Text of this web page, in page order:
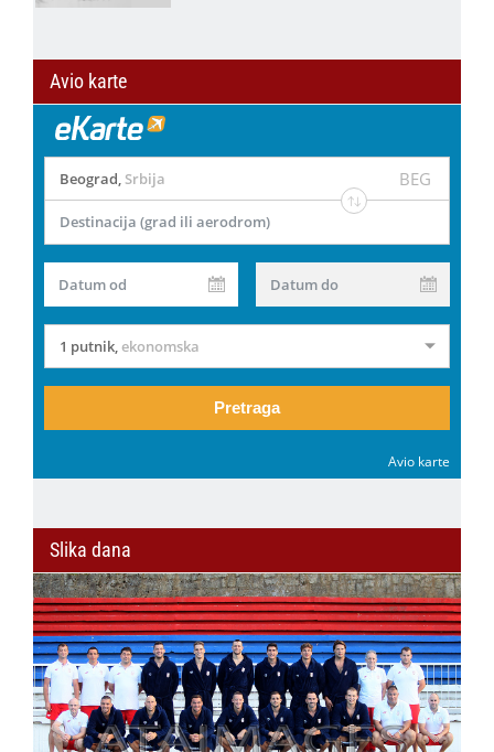
Avio karte
Beograd, Srbija BEG
Destinacija (grad ili aerodrom)
Datum od Datum do
1 putnik,ekonomska
Pretraga
Avio karte
Slika dana